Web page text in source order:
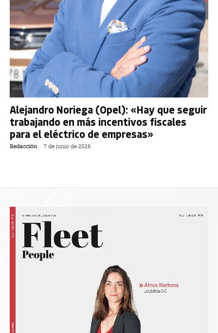
Alejandro Noriega (Opel): «Hay que seguir
trabajando en más incentivos fiscales
para el eléctrico de empresas»
Redacción - 7 de junio de 2026